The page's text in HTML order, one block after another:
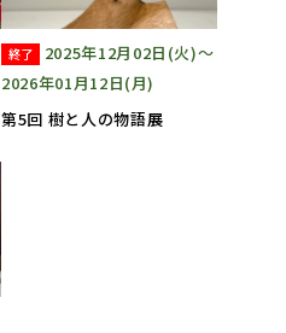
終了
2025年12月02日(火)〜
2026年01月12日(月)
第5回 樹と人の物語展